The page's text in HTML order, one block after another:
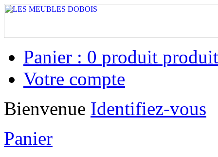
Panier : 0 produit
Votre compte
Bienvenue Identifiez-vous
Panier